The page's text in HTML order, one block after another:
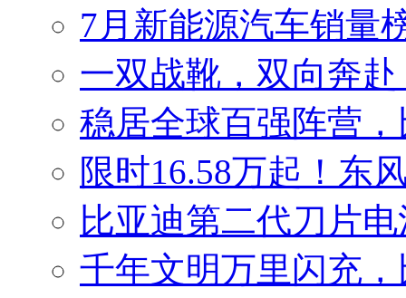
7月新能源汽车销量
一双战靴，双向奔
稳居全球百强阵营
限时16.58万起！东
比亚迪第二代刀片
千年文明万里闪充